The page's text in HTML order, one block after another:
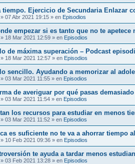
tiempo. Ejercicio de Secundaria Enlazar
» 07 Abr 2021 19:15 » en Episodios
empezar si es tanto que no te apetece
» 18 Mar 2021 12:59 » en Episodios
de máxima superación – Podcast
» 18 Mar 2021 12:57 » en Episodios
sencillo. Ayudando a memorizar al
» 03 Mar 2021 11:55 » en Episodios
de averiguar por qué pasas
» 03 Mar 2021 11:54 » en Episodios
los recursos para estudiar en menos
» 03 Mar 2021 11:52 » en Episodios
es suficiente no te va a ahorrar tiempo
» 10 Feb 2021 09:36 » en Episodios
te ayuda a tardar menos
» 03 Feb 2021 13:28 » en Episodios